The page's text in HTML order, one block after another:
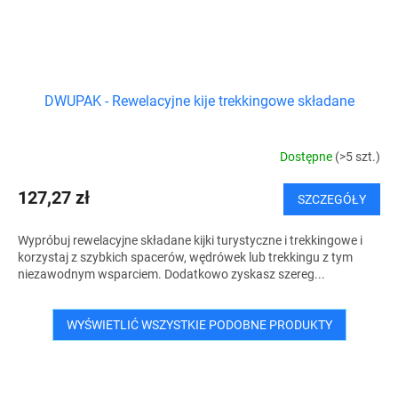
DWUPAK - Rewelacyjne kije trekkingowe składane
Dostępne (>5 szt.)
127,27 zł SZCZEGÓŁY
Wypróbuj rewelacyjne składane kijki turystyczne i trekkingowe i
korzystaj z szybkich spacerów, wędrówek lub trekkingu z tym
niezawodnym wsparciem. Dodatkowo zyskasz szereg...
WYŚWIETLIĆ WSZYSTKIE PODOBNE PRODUKTY